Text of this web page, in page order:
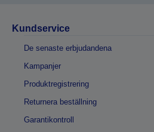
Kundservice
De senaste erbjudandena
Kampanjer
Produktregistrering
Returnera beställning
Garantikontroll